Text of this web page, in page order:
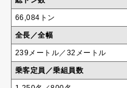
66,084トン
全長／全幅
239メートル／32メートル
乗客定員／乗組員数